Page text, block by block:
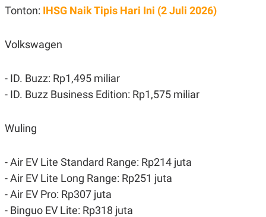
Tonton: IHSG Naik Tipis Hari Ini (2 Juli 2026)
Volkswagen
- ID. Buzz: Rp1,495 miliar
- ID. Buzz Business Edition: Rp1,575 miliar
Wuling
- Air EV Lite Standard Range: Rp214 juta
- Air EV Lite Long Range: Rp251 juta
- Air EV Pro: Rp307 juta
- Binguo EV Lite: Rp318 juta